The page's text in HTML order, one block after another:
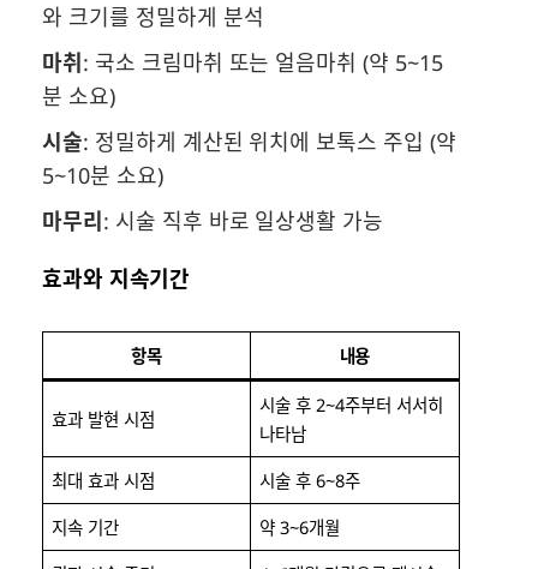
와 크기를 정밀하게 분석
마취: 국소 크림마취 또는 얼음마취 (약 5~15
분 소요)
시술: 정밀하게 계산된 위치에 보톡스 주입 (약
5~10분 소요)
마무리: 시술 직후 바로 일상생활 가능
효과와 지속기간
항목 내용
효과 발현 시점
시술 후 2~4주부터 서서히
나타남
최대 효과 시점
시술 후 6~8주
지속 기간
약 3~6개월